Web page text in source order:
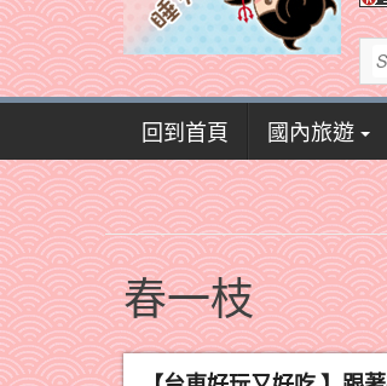
回到首頁 國內旅遊
春一枝